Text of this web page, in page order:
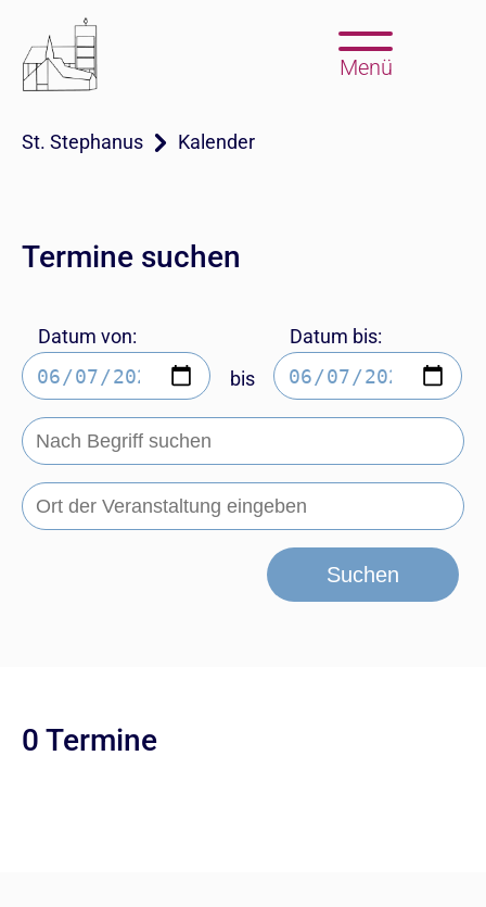
Menü
St. Stephanus Kalender
Termine suchen
Datum von:
bis
Datum bis:
Suchen
0 Termine